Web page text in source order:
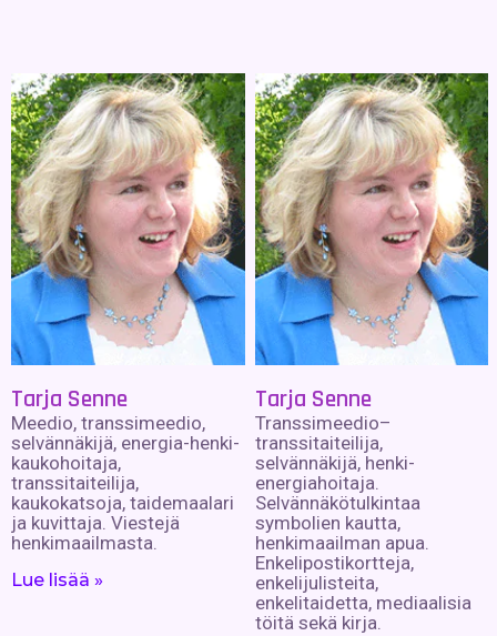
Tarja Senne
Meedio, transsimeedio,
selvännäkijä, energia-henki-
kaukohoitaja,
transsitaiteilija,
kaukokatsoja, taidemaalari
ja kuvittaja. Viestejä
henkimaailmasta.
Lue lisää »
Tarja Senne
Transsimeedio–
transsitaiteilija,
selvännäkijä, henki-
energiahoitaja.
Selvännäkötulkintaa
symbolien kautta,
henkimaailman apua.
Enkelipostikortteja,
enkelijulisteita,
enkelitaidetta, mediaalisia
töitä sekä kirja.